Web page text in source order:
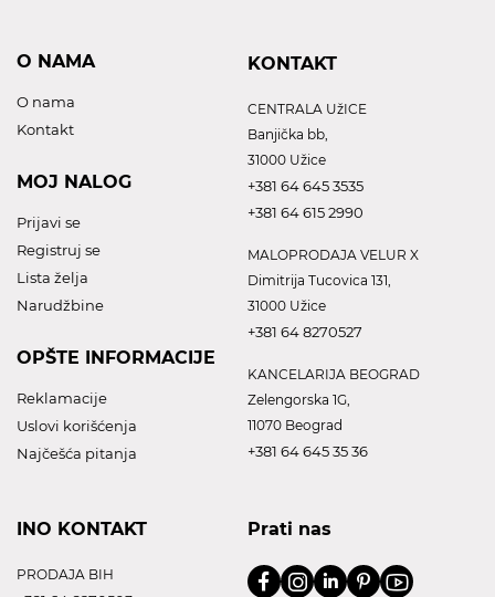
O NAMA
O nama
Kontakt
MOJ NALOG
Prijavi se
Registruj se
Lista želja
Narudžbine
OPŠTE INFORMACIJE
Reklamacije
Uslovi korišćenja
Najčešća pitanja
KONTAKT
CENTRALA UžICE
Banjička bb,
31000 Užice
+381 64 645 3535
+381 64 615 2990
MALOPRODAJA VELUR X
Dimitrija Tucovica 131,
31000 Užice
+381 64 8270527
KANCELARIJA BEOGRAD
Zelengorska 1G,
11070 Beograd
+381 64 645 35 36
INO KONTAKT
PRODAJA BIH
Prati nas